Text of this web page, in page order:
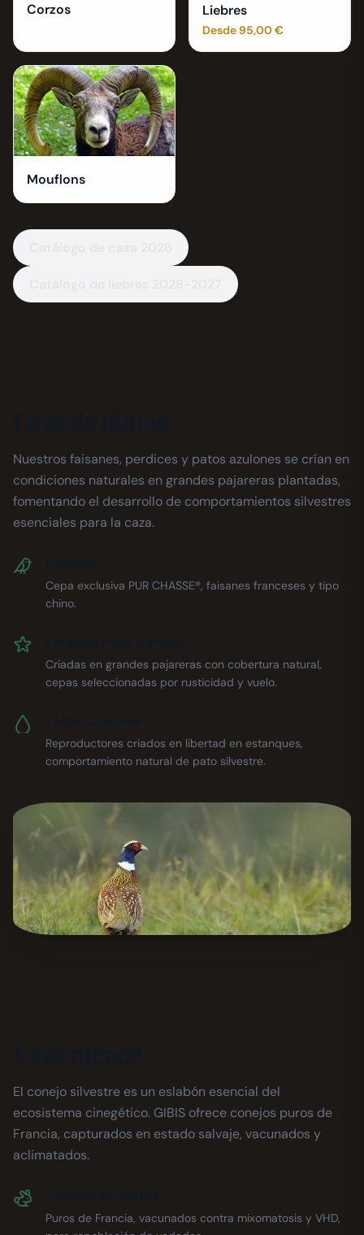
Corzos Liebres
Desde 95,00 €
Mouflons
Nuestros faisanes, perdices y patos azulones se crían en
condiciones naturales en grandes pajareras plantadas,
fomentando el desarrollo de comportamientos silvestres
esenciales para la caza.
Cepa exclusiva PUR CHASSE®, faisanes franceses y tipo
chino.
Criadas en grandes pajareras con cobertura natural,
cepas seleccionadas por rusticidad y vuelo.
Reproductores criados en libertad en estanques,
comportamiento natural de pato silvestre.
El conejo silvestre es un eslabón esencial del
ecosistema cinegético. GIBIS ofrece conejos puros de
Francia, capturados en estado salvaje, vacunados y
aclimatados.
Puros de Francia, vacunados contra mixomatosis y VHD,